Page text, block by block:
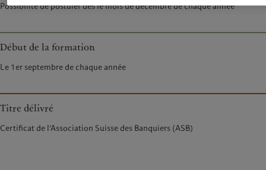
Possibilité de postuler dès le mois de décembre de chaque année
Début de la formation
Le 1er septembre de chaque année
Titre délivré
Certificat de l’Association Suisse des Banquiers (ASB)